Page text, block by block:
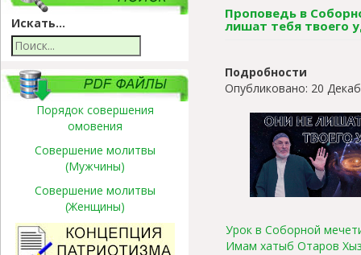
Искать...
Порядок совершения
омовения
Совершение молитвы
(Мужчины)
Совершение молитвы
(Женщины)
Проповедь в
лишат тебя твоего
Подробности
Опубликовано: 20
Урок в Соборной
Имам хатыб Отаров